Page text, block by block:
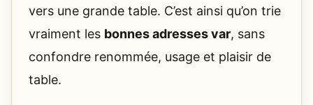
vers une grande table. C’est ainsi qu’on trie
vraiment les bonnes adresses var, sans
confondre renommée, usage et plaisir de
table.